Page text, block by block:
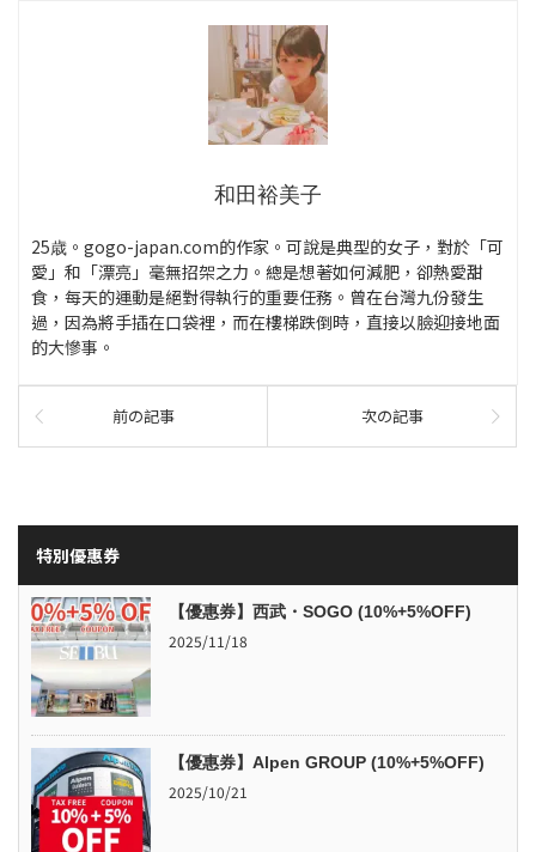
和田裕美子
25歳。gogo-japan.com的作家。可說是典型的女子，對於「可
愛」和「漂亮」毫無招架之力。總是想著如何減肥，卻熱愛甜
食，每天的運動是絕對得執行的重要任務。曾在台灣九份發生
過，因為將手插在口袋裡，而在樓梯跌倒時，直接以臉迎接地面
的大慘事。
前の記事 次の記事
特別優惠券
【優惠券】西武・SOGO (10%+5%OFF)
2025/11/18
【優惠券】Alpen GROUP (10%+5%OFF)
2025/10/21